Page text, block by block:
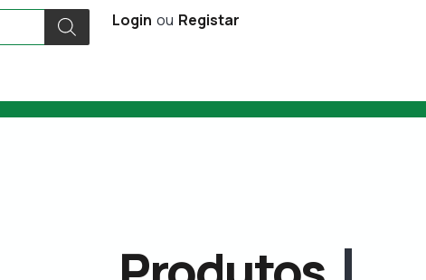
Login ou Registar